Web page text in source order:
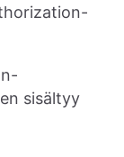
sisältyy